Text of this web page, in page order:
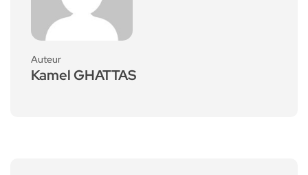
Auteur
Kamel GHATTAS